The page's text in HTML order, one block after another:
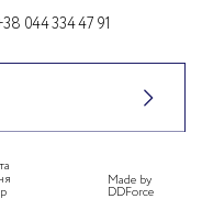
044 334 47 91
Made by
DDForce